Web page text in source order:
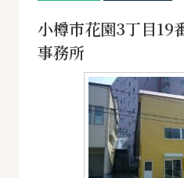
小樽市花園3丁目19
事務所